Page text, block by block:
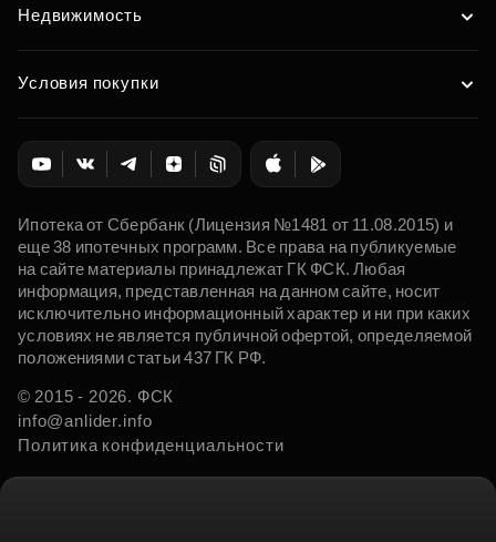
Недвижимость
Условия покупки
Ипотека от Сбербанк (Лицензия №1481 от 11.08.2015) и
еще 38 ипотечных программ. Все права на публикуемые
на сайте материалы принадлежат ГК ФСК. Любая
информация, представленная на данном сайте, носит
исключительно информационный характер и ни при каких
условиях не является публичной офертой, определяемой
положениями статьи 437 ГК РФ.
© 2015 - 2026. ФСК
info@anlider.info
Политика конфиденциальности